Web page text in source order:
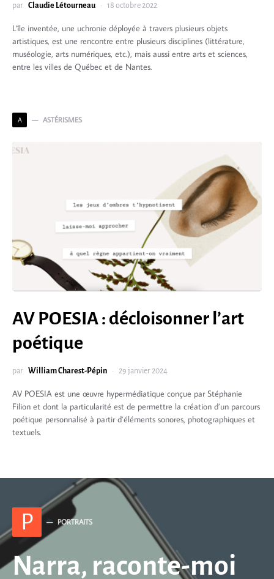
par Claudie Létourneau 18 octobre 2022
L'île inventée, une uchronie déployée à travers plusieurs objets
artistiques, est une rencontre entre plusieurs disciplines (littérature,
muséologie, arts numériques, etc.), mais aussi entre arts et sciences,
entre les villes de Québec et de Nantes.
A ASTÉRISMES
AV POESIA : décloisonner l’art
poétique
par William Charest-Pépin 29 janvier 2024
AV POESIA est une œuvre hypermédiatique conçue par Stéphanie
Filion et dont la particularité est de permettre la création d’un parcours
poétique personnalisé à partir d’éléments sonores, photographiques et
textuels.
P PORTRAITS
Narra, raconte-moi